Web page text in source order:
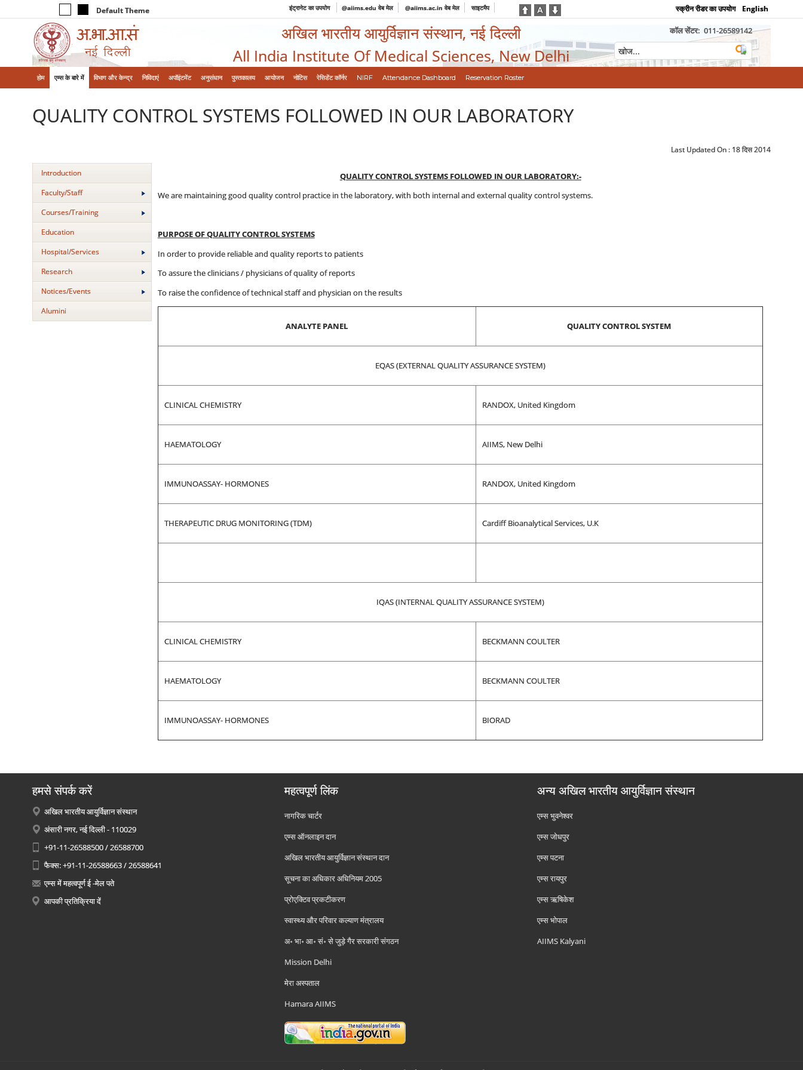
Default Theme इंट्रानेट का उपयोग @aiims.edu वेब मेल @aiims.ac.in वेब मेल साइटमैप स्क्रीन रीडर का उपयोग English
अखिल भारतीय आयुर्विज्ञान संस्थान, नई दिल्ली
All India Institute Of Medical Sciences, New Delhi
कॉल सेंटर: 011-26589142
होम एम्‍स के बारे में विभाग और केन्‍द्र निविदाएं अपॉइंटमेंट अनुसंधान पुस्तकालय आयोजन नोटिस रेसिडेंट कॉर्नर NIRF Attendance Dashboard Reservation Roster
QUALITY CONTROL SYSTEMS FOLLOWED IN OUR LABORATORY
Last Updated On : 18 दिस 2014
Introduction
Faculty/Staff
Courses/Training
Education
Hospital/Services
Research
Notices/Events
Alumini
QUALITY CONTROL SYSTEMS FOLLOWED IN OUR LABORATORY:-
We are maintaining good quality control practice in the laboratory, with both internal and external quality control systems.
PURPOSE OF QUALITY CONTROL SYSTEMS
In order to provide reliable and quality reports to patients
To assure the clinicians / physicians of quality of reports
To raise the confidence of technical staff and physician on the results
ANALYTE PANEL QUALITY CONTROL SYSTEM
EQAS (EXTERNAL QUALITY ASSURANCE SYSTEM)
CLINICAL CHEMISTRY RANDOX, United Kingdom
HAEMATOLOGY AIIMS, New Delhi
IMMUNOASSAY- HORMONES RANDOX, United Kingdom
THERAPEUTIC DRUG MONITORING (TDM) Cardiff Bioanalytical Services, U.K
IQAS (INTERNAL QUALITY ASSURANCE SYSTEM)
CLINICAL CHEMISTRY BECKMANN COULTER
HAEMATOLOGY BECKMANN COULTER
IMMUNOASSAY- HORMONES BIORAD
हमसे संपर्क करें
अखिल भारतीय आयुर्विज्ञान संस्थान
अंसारी नगर, नई दिल्ली - 110029
+91-11-26588500 / 26588700
फैक्स: +91-11-26588663 / 26588641
एम्स में महत्वपूर्ण ई -मेल पते
आपकी प्रतिक्रिया दें
महत्वपूर्ण लिंक
नागरिक चार्टर
एम्स ऑनलाइन दान
अखिल भारतीय आयुर्विज्ञान संस्थान दान
सूचना का अधिकार अधिनियम 2005
प्रोएक्टिव प्रकटीकरण
स्वास्थ्य और परिवार कल्याण मंत्रालय
अ॰ भा॰ आ॰ सं॰ से जुड़े गैर सरकारी संगठन
Mission Delhi
मेरा अस्पताल
Hamara AIIMS
अन्य अखिल भारतीय आयुर्विज्ञान संस्थान
एम्‍स भुवनेश्वर
एम्‍स जोधपुर
एम्‍स पटना
एम्‍स रायपुर
एम्‍स ऋषिकेश
एम्‍स भोपाल
AIIMS Kalyani